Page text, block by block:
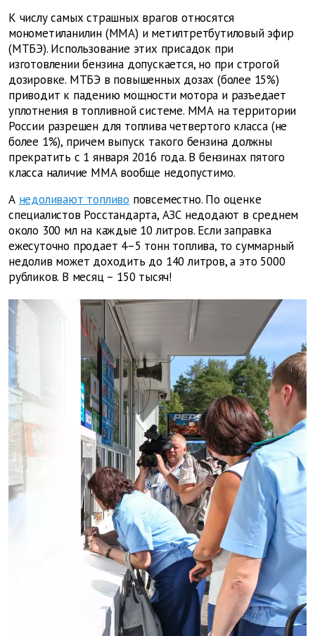
К числу самых страшных врагов относятся
монометиланилин (ММА) и метилтретбутиловый эфир
(МТБЭ). Использование этих присадок при
изготовлении бензина допускается, но при строгой
дозировке. МТБЭ в повышенных дозах (более 15%)
приводит к падению мощности мотора и разъедает
уплотнения в топливной системе. ММА на территории
России разрешен для топлива четвертого класса (не
более 1%), причем выпуск такого бензина должны
прекратить с 1 января 2016 года. В бензинах пятого
класса наличие ММА вообще недопустимо.
А недоливают топливо повсеместно. По оценке
специалистов Росстандарта, АЗС недодают в среднем
около 300 мл на каждые 10 литров. Если заправка
ежесуточно продает 4–5 тонн топлива, то суммарный
недолив может доходить до 140 литров, а это 5000
рубликов. В месяц – 150 тысяч!